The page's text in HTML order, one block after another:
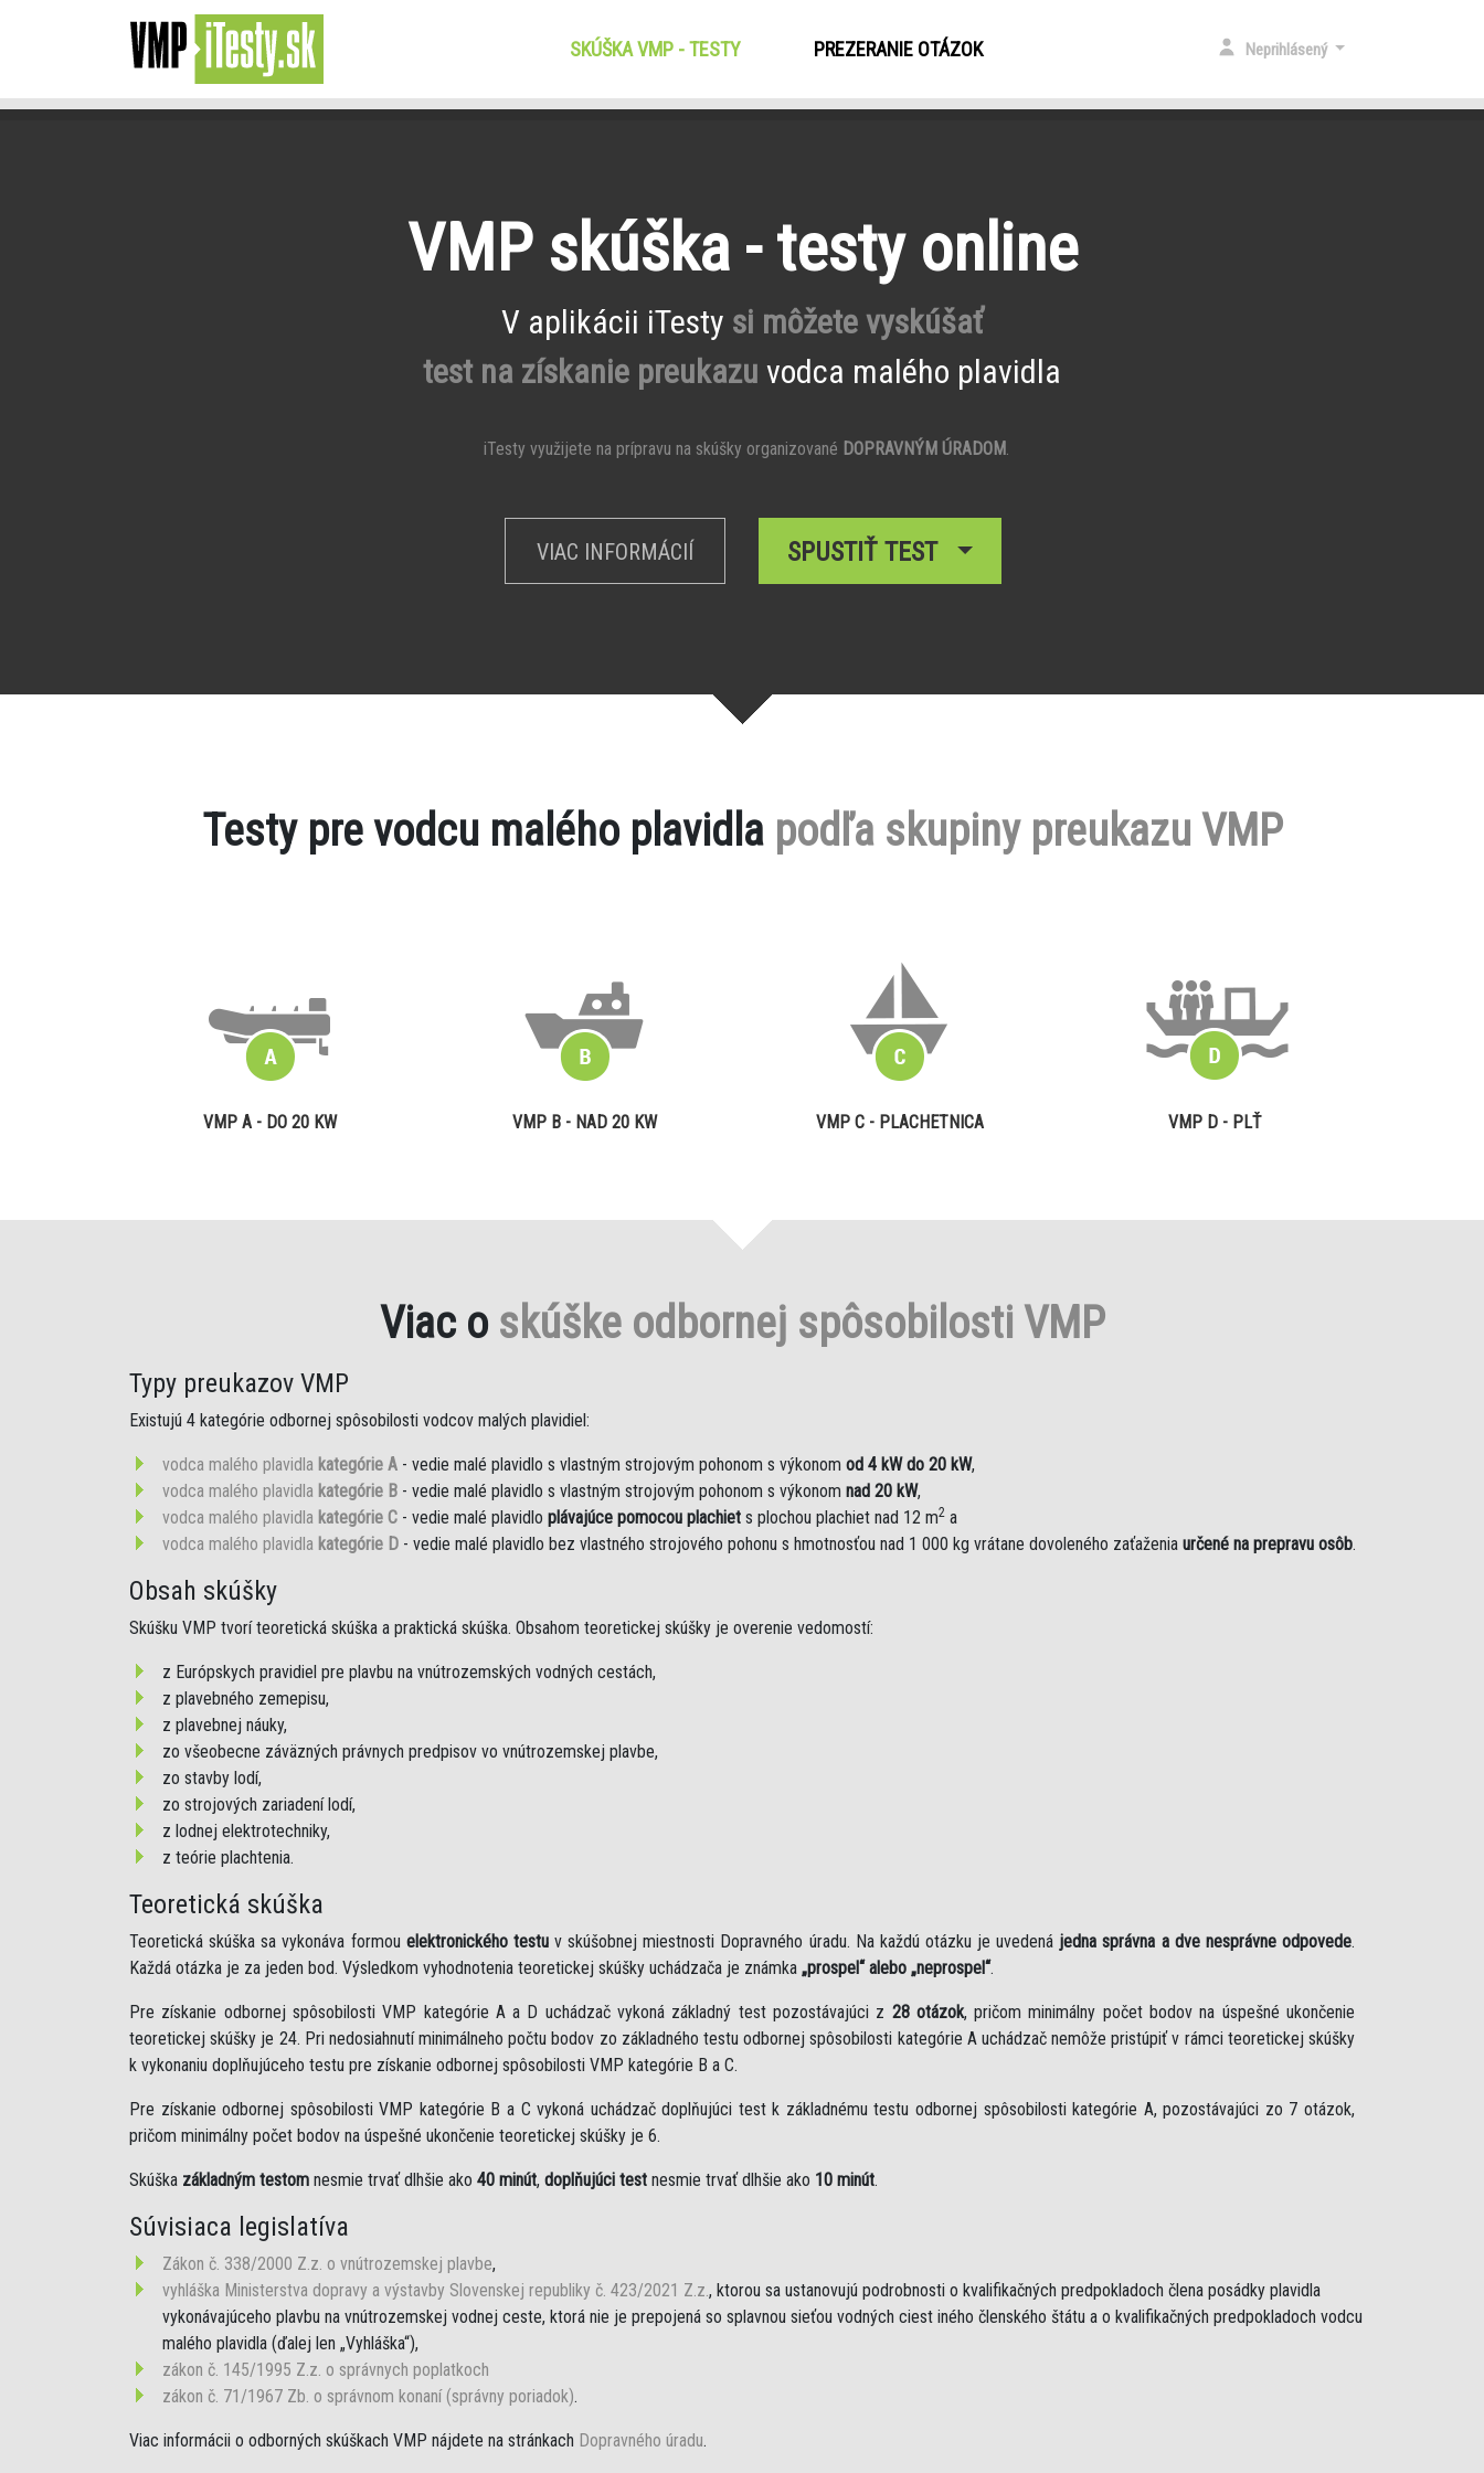
SKÚŠKA VMP - TESTY(CURRENT)PREZERANIE OTÁZOK Neprihlásený
VMP skúška - testy online
V aplikácii iTesty si môžete vyskúšať
test na získanie preukazu vodca malého plavidla
iTesty využijete na prípravu na skúšky organizované DOPRAVNÝM ÚRADOM.
VIAC INFORMÁCIÍ SPUSTIŤ TEST
Testy pre vodcu malého plavidla podľa skupiny preukazu VMP
VMP A - DO 20 KW VMP B - NAD 20 KW VMP C - PLACHETNICA VMP D - PLŤ
Viac o skúške odbornej spôsobilosti VMP
Typy preukazov VMP
Existujú 4 kategórie odbornej spôsobilosti vodcov malých plavidiel:
vodca malého plavidla kategórie A - vedie malé plavidlo s vlastným strojovým pohonom s výkonom od 4 kW do 20 kW,
vodca malého plavidla kategórie B - vedie malé plavidlo s vlastným strojovým pohonom s výkonom nad 20 kW,
vodca malého plavidla kategórie C - vedie malé plavidlo plávajúce pomocou plachiet s plochou plachiet nad 12 m2 a
vodca malého plavidla kategórie D - vedie malé plavidlo bez vlastného strojového pohonu s hmotnosťou nad 1 000 kg vrátane dovoleného zaťaženia určené na prepravu osôb.
Obsah skúšky
Skúšku VMP tvorí teoretická skúška a praktická skúška. Obsahom teoretickej skúšky je overenie vedomostí:
z Európskych pravidiel pre plavbu na vnútrozemských vodných cestách,
z plavebného zemepisu,
z plavebnej náuky,
zo všeobecne záväzných právnych predpisov vo vnútrozemskej plavbe,
zo stavby lodí,
zo strojových zariadení lodí,
z lodnej elektrotechniky,
z teórie plachtenia.
Teoretická skúška
Teoretická skúška sa vykonáva formou elektronického testuv skúšobnej miestnosti Dopravného úradu. Na každú otázku je uvedená jedna správna a dve nesprávne odpovede.
Každá otázka je za jeden bod. Výsledkom vyhodnotenia teoretickej skúšky uchádzača je známka „prospel“ alebo „neprospel“.
Pre získanie odbornej spôsobilosti VMP kategórie A a D uchádzač vykoná základný test pozostávajúci z 28 otázok, pričom minimálny počet bodov na úspešné ukončenie
teoretickej skúšky je 24. Pri nedosiahnutí minimálneho počtu bodov zo základného testu odbornej spôsobilosti kategórie A uchádzač nemôže pristúpiť v rámci teoretickej skúšky
k vykonaniu doplňujúceho testu pre získanie odbornej spôsobilosti VMP kategórie B a C.
Pre získanie odbornej spôsobilosti VMP kategórie B a C vykoná uchádzač doplňujúci test k základnému testu odbornej spôsobilosti kategórie A, pozostávajúci zo 7 otázok,
pričom minimálny počet bodov na úspešné ukončenie teoretickej skúšky je 6.
Skúška základným testom nesmie trvať dlhšie ako 40 minút, doplňujúci test nesmie trvať dlhšie ako 10 minút.
Súvisiaca legislatíva
Zákon č. 338/2000 Z.z. o vnútrozemskej plavbe,
vyhláška Ministerstva dopravy a výstavby Slovenskej republiky č. 423/2021 Z.z., ktorou sa ustanovujú podrobnosti o kvalifikačných predpokladoch člena posádky plavidla
vykonávajúceho plavbu na vnútrozemskej vodnej ceste, ktorá nie je prepojená so splavnou sieťou vodných ciest iného členského štátu a o kvalifikačných predpokladoch vodcu
malého plavidla (ďalej len „Vyhláška“),
zákon č. 145/1995 Z.z. o správnych poplatkoch
zákon č. 71/1967 Zb. o správnom konaní (správny poriadok).
Viac informácii o odborných skúškach VMP nájdete na stránkach Dopravného úradu.